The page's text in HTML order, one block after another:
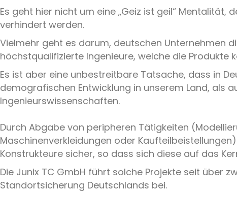
Es geht hier nicht um eine „Geiz ist geil“
verhindert werden.
Vielmehr geht es darum, deutschen Unternehmen
höchstqualifizierte Ingenieure, welche die
Es ist aber eine unbestreitbare Tatsache, dass in
demografischen Entwicklung in unserem Land, als
Ingenieurswissenschaften.
Durch Abgabe von peripheren Tätigkeiten
Maschinenverkleidungen oder
Konstrukteure sicher, so dass sich diese auf das
Die Junix TC GmbH führt solche Projekte seit über
Standortsicherung Deutschlands bei.